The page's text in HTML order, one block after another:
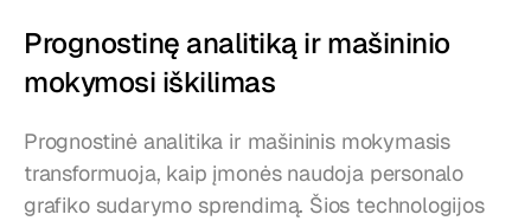
Prognostinę analitiką ir mašininio
mokymosi iškilimas
Prognostinė analitika ir mašininis mokymasis
transformuoja, kaip įmonės naudoja personalo
grafiko sudarymo sprendimą. Šios technologijos